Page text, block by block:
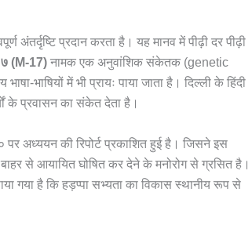
प्रदान करता है। यह मानव में पीढ़ी दर पीढ़ी
(M-17) नामक एक अनुवांशिक संकेतक (genetic
भाषियों में भी प्रायः पाया जाता है। दिल्ली के हिंदी
के प्रवासन का संकेत देता है।
अध्ययन की रिपोर्ट प्रकाशित हुई है। जिसने इस
से आयायित घोषित कर देने के मनोरोग से ग्रसित है।
गया है कि हड़प्पा सभ्यता का विकास स्थानीय रूप से